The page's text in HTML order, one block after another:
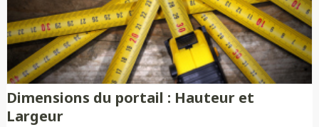
Dimensions du portail : Hauteur et
Largeur